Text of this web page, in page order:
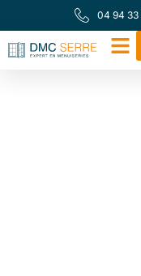
04 94 33
Votre